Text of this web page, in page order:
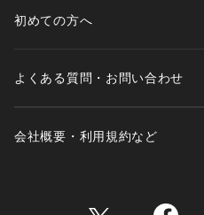
初めての方へ
よくある質問・お問い合わせ
会社概要・利用規約など